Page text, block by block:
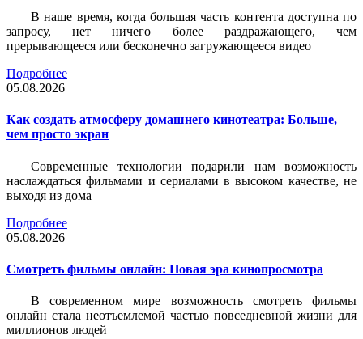
В наше время, когда большая часть контента доступна по
запросу, нет ничего более раздражающего, чем
прерывающееся или бесконечно загружающееся видео
Подробнее
05.08.2026
Как создать атмосферу домашнего кинотеатра: Больше,
чем просто экран
Современные технологии подарили нам возможность
наслаждаться фильмами и сериалами в высоком качестве, не
выходя из дома
Подробнее
05.08.2026
Смотреть фильмы онлайн: Новая эра кинопросмотра
В современном мире возможность смотреть фильмы
онлайн стала неотъемлемой частью повседневной жизни для
миллионов людей